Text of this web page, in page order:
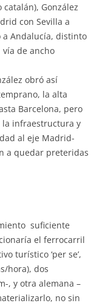
González
con Sevilla a
a Andalucía, distinto
vía de ancho
obró así
la alta
Barcelona, pero
infraestructura y
al eje Madrid-
a quedar preteridas
suficiente
el ferrocarril
turístico ‘per se’,
hora), dos
, y otra alemana –
no sin